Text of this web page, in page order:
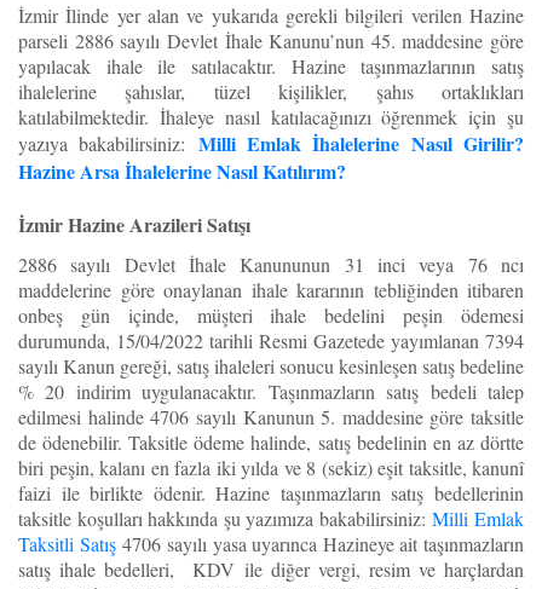
İzmir İlinde yer alan ve yukarıda gerekli bilgileri verilen Hazine
parseli 2886 sayılı Devlet İhale Kanunu’nun 45. maddesine göre
yapılacak ihale ile satılacaktır. Hazine taşınmazlarının satış
ihalelerine şahıslar, tüzel kişilikler, şahıs ortaklıkları
katılabilmektedir. İhaleye nasıl katılacağınızı öğrenmek için şu
yazıya bakabilirsiniz: Milli Emlak İhalelerine Nasıl Girilir?
Hazine Arsa İhalelerine Nasıl Katılırım?
İzmir Hazine Arazileri Satışı
2886 sayılı Devlet İhale Kanununun 31 inci veya 76 ncı
maddelerine göre onaylanan ihale kararının tebliğinden itibaren
onbeş gün içinde, müşteri ihale bedelini peşin ödemesi
durumunda, 15/04/2022 tarihli Resmi Gazetede yayımlanan 7394
sayılı Kanun gereği, satış ihaleleri sonucu kesinleşen satış bedeline
% 20 indirim uygulanacaktır. Taşınmazların satış bedeli talep
edilmesi halinde 4706 sayılı Kanunun 5. maddesine göre taksitle
de ödenebilir. Taksitle ödeme halinde, satış bedelinin en az dörtte
biri peşin, kalanı en fazla iki yılda ve 8 (sekiz) eşit taksitle, kanunî
faizi ile birlikte ödenir. Hazine taşınmazların satış bedellerinin
taksitle koşulları hakkında şu yazımıza bakabilirsiniz:Milli Emlak
Taksitli Satış4706 sayılı yasa uyarınca Hazineye ait taşınmazların
satış ihale bedelleri, KDV ile diğer vergi, resim ve harçlardan